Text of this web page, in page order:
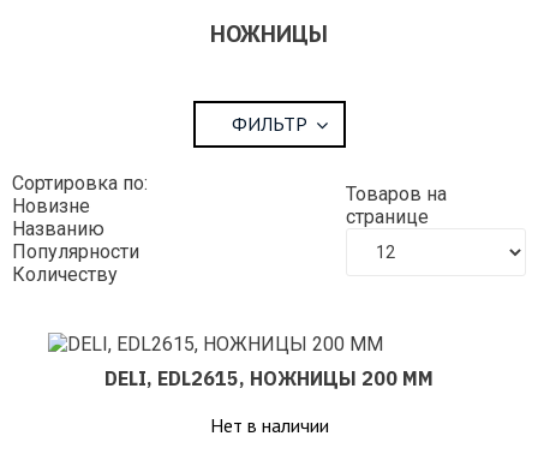
НОЖНИЦЫ
ФИЛЬТР
Сортировка по:
Новизне
Названию
Популярности
Количеству
Товаров на
странице
DELI, EDL2615, НОЖНИЦЫ 200 ММ
Нет в наличии